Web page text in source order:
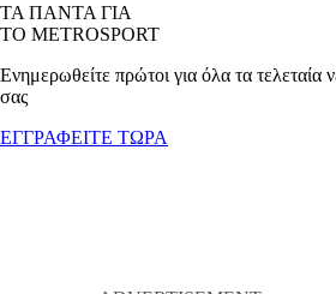
ΤΑ ΠΑΝΤΑ ΓΙΑ
ΤΟ METROSPORT
Ενημερωθείτε πρώτοι για όλα τα τελεταία
σας
ΕΓΓΡΑΦΕΙΤΕ ΤΩΡΑ